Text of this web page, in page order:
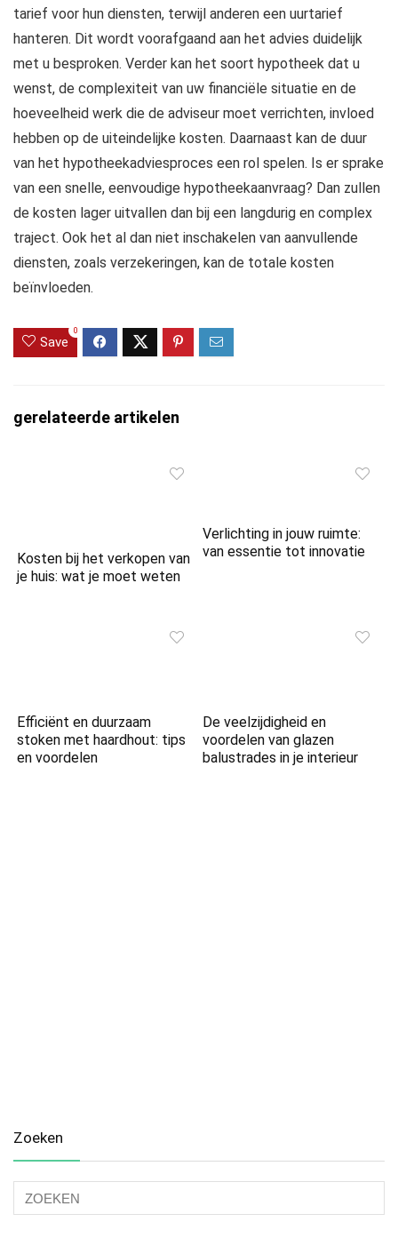
tarief voor hun diensten, terwijl anderen een uurtarief
hanteren. Dit wordt voorafgaand aan het advies duidelijk
met u besproken. Verder kan het soort hypotheek dat u
wenst, de complexiteit van uw financiële situatie en de
hoeveelheid werk die de adviseur moet verrichten, invloed
hebben op de uiteindelijke kosten. Daarnaast kan de duur
van het hypotheekadviesproces een rol spelen. Is er sprake
van een snelle, eenvoudige hypotheekaanvraag? Dan zullen
de kosten lager uitvallen dan bij een langdurig en complex
traject. Ook het al dan niet inschakelen van aanvullende
diensten, zoals verzekeringen, kan de totale kosten
beïnvloeden.
Save
0
gerelateerde artikelen
Kosten bij het verkopen van
je huis: wat je moet weten
Verlichting in jouw ruimte:
van essentie tot innovatie
Efficiënt en duurzaam
stoken met haardhout: tips
en voordelen
De veelzijdigheid en
voordelen van glazen
balustrades in je interieur
Zoeken